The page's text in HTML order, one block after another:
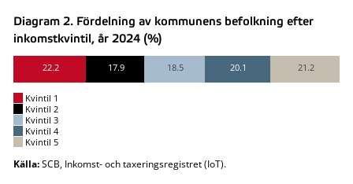
Diagram 2. Fördelning av kommunens befolkning efter
inkomstkvintil, år 2024 (%)
22.2 17.9 18.5 20.1 21.2
Kvintil 1
Kvintil 2
Kvintil 3
Kvintil 4
Kvintil 5
Källa:SCB, Inkomst- och taxeringsregistret (IoT).